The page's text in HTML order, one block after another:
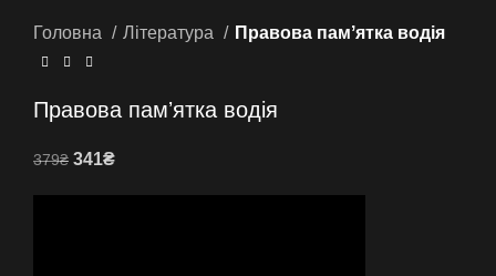
Головна Література Правова памʼятка водія
Правова памʼятка водія
379₴ Оригінальна
341₴Поточна